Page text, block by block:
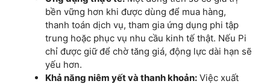
bền vững hơn khi được dùng để mua hàng,
thanh toán dịch vụ, tham gia ứng dụng phi tập
trung hoặc phục vụ nhu cầu kinh tế thật. Nếu Pi
chỉ được giữ để chờ tăng giá, động lực dài hạn sẽ
yếu hơn.
Khả năng niêm yết và thanh khoản: Việc xuất